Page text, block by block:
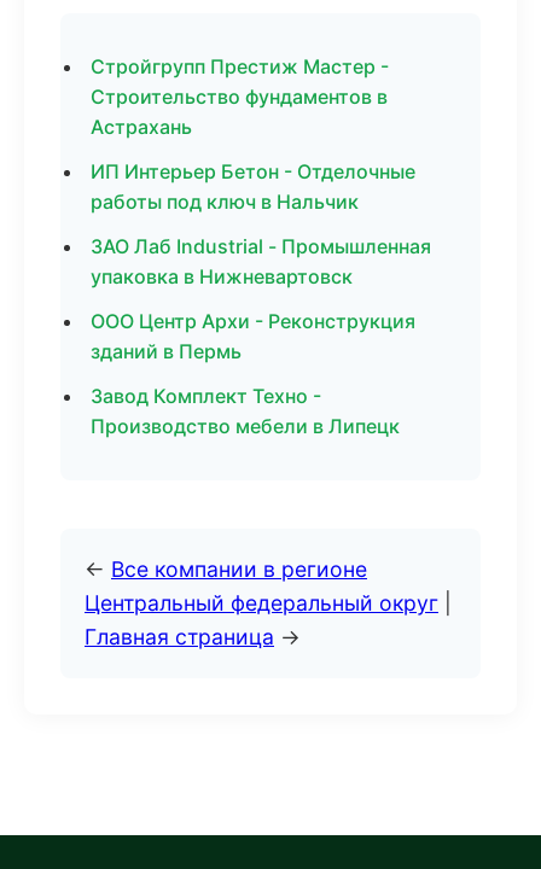
Стройгрупп Престиж Мастер -
Строительство фундаментов в
Астрахань
ИП Интерьер Бетон - Отделочные
работы под ключ в Нальчик
ЗАО Лаб Industrial - Промышленная
упаковка в Нижневартовск
ООО Центр Архи - Реконструкция
зданий в Пермь
Завод Комплект Техно -
Производство мебели в Липецк
← Все компании в регионе
Центральный федеральный округ
Главная страница →